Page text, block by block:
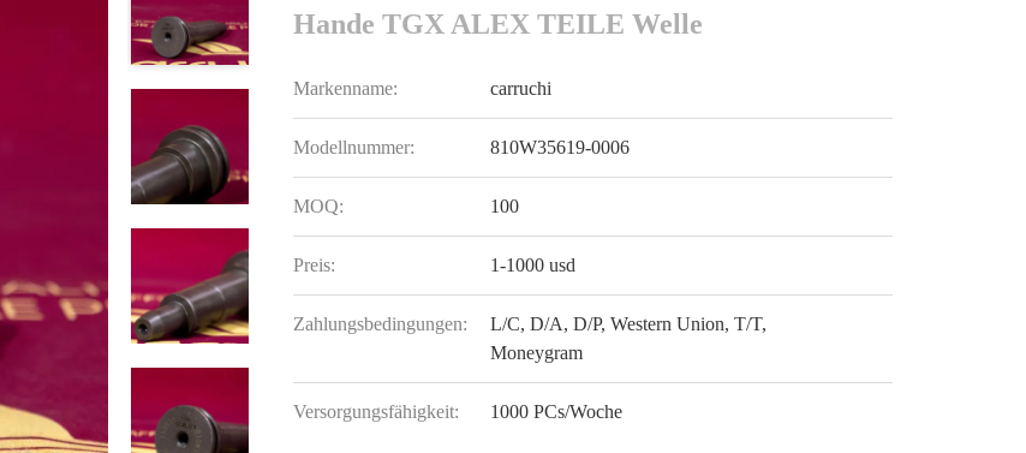
Hande TGX ALEX TEILE Welle
Markenname: carruchi
Modellnummer: 810W35619-0006
MOQ: 100
Preis: 1-1000 usd
Zahlungsbedingungen:
L/C, D/A, D/P, Western Union, T/T,
Moneygram
Versorgungsfähigkeit: 1000 PCs/Woche